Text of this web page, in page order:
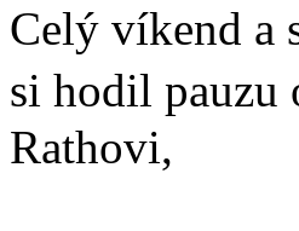
Celý víkend a
si hodil
Rathovi,